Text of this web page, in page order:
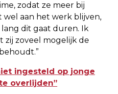
zodat ze meer bij
wel aan het werk blijven,
dit gaat duren. Ik
zij zoveel mogelijk de
ingesteld op jonge
overlijden”